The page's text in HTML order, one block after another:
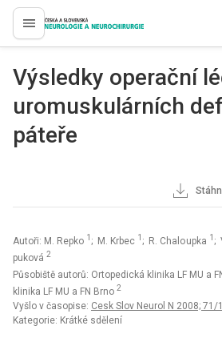
proLékaře.cz
Výsledky operační
uromuskulárních
páteře
Autoři: M. Repko 1 ; M. Krbec 1 ; R. Chalo upka 1 ;
puková 2
Působiště autorů: Ortopedická klinika LF MU a
klinika LF MU a FN Brno 2
Vyšlo v časopise: Cesk Slov Neurol N 2008; 71/
Kategorie: Krátké sdělení